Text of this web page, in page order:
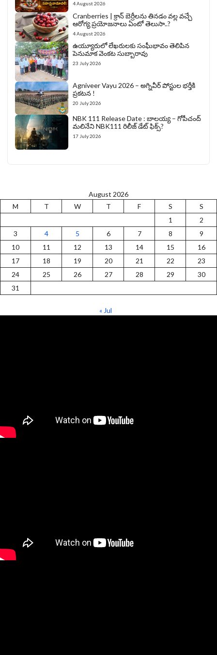
4 August 2026
Cranberries | క్రాన్ బెర్రీల‌ను తిన‌డం వ‌ల్ల వచ్చే
ఆరోగ్య ప్రయోజనాలు ఏంటో తెలుసా..?
4 August 2026
ఉయ్యూరులో లేఖరులకు సంఘీభావం తెలిపిన
పెనుమాక వెంకట సుబ్బారావు
23 July 2026
Agniveer Vayu 2026 – అగ్నివీర్‌ పోస్టుల భర్తీకి
ప్రకటన !
20 July 2026
NBK 111 Release Date : బాలయ్య – గోపీచంద్
మలినేని NBK111 రిలీజ్ డేట్ ఫిక్స్?
17 July 2026
August 2026
M
T W T F S
S
1
2
3
4 5 6 7 8
9
10
11 12 13 14 15
16
17
18 19 20 21 22
23
24
25 26 27 28 29
30
31
« Jul